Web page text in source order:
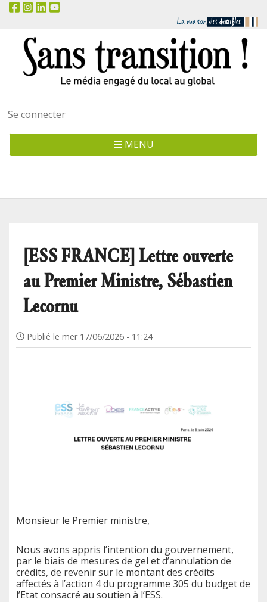
Menu
utilisateur
Se connecter
MENU
[ESS FRANCE] Lettre ouverte
au Premier Ministre, Sébastien
Lecornu
Publié le mer 17/06/2026 - 11:24
Monsieur le Premier ministre,
Nous avons appris l’intention du gouvernement,
par le biais de mesures de gel et d’annulation de
crédits, de revenir sur le montant des crédits
affectés à l’action 4 du programme 305 du budget de
l’Etat consacré au soutien à l’ESS.